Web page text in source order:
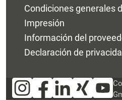
Condiciones generales
Impresión
Información del
Declaración de